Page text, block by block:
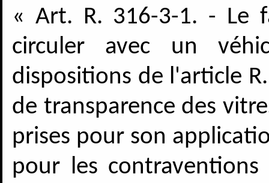
« Art. R. 316-3-1. - Le
circuler avec un
dispositions de l'article
de transparence des
prises pour son
pour les